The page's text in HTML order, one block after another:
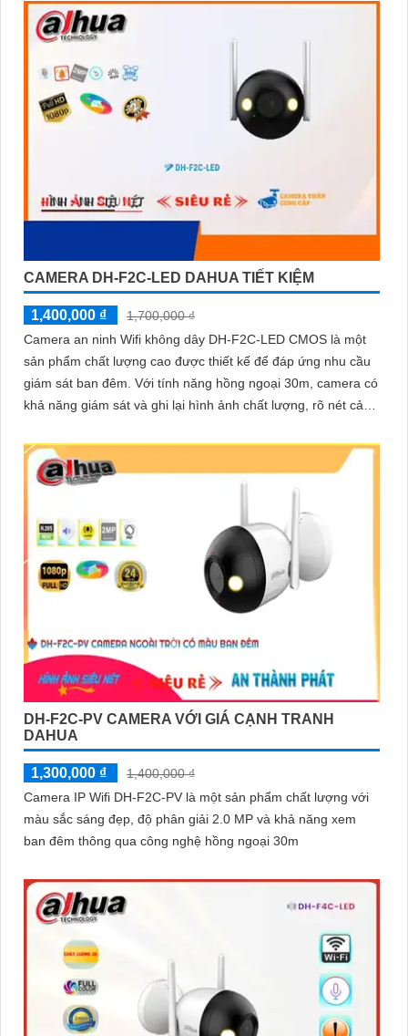
CAMERA DH-F2C-LED DAHUA TIẾT KIỆM
1,400,000 ₫
1,700,000 ₫
Camera an ninh Wifi không dây DH-F2C-LED CMOS là một
sản phẩm chất lượng cao được thiết kế để đáp ứng nhu cầu
giám sát ban đêm. Với tính năng hồng ngoại 30m, camera có
khả năng giám sát và ghi lại hình ảnh chất lượng, rõ nét cả
DH-F2C-PV CAMERA VỚI GIÁ CẠNH TRANH
DAHUA
1,300,000 ₫
1,400,000 ₫
Camera IP Wifi DH-F2C-PV là một sản phẩm chất lượng với
màu sắc sáng đẹp, độ phân giải 2.0 MP và khả năng xem
ban đêm thông qua công nghệ hồng ngoại 30m